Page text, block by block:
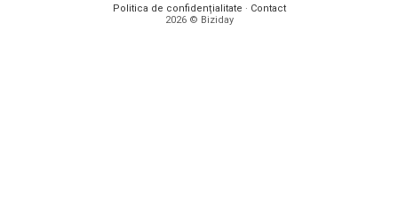
Politica de confidențialitate · Contact
2026 © Biziday